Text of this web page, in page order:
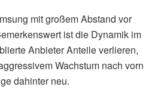
mit großem Abstand vor
ist die Dynamik im
Anbieter Anteile verlieren,
Wachstum nach vorn
dahinter neu.